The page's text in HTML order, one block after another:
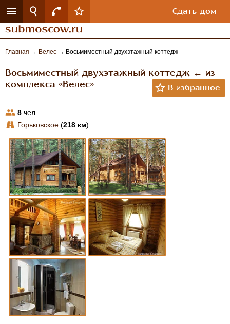
Сдать дом
Главная → Велес → Восьмиместный двухэтажный коттедж
Восьмиместный двухэтажный коттедж ← из
комплекса «Велес»
8 чел.
Горьковское (218 км)